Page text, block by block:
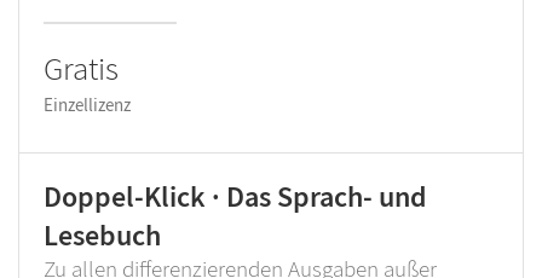
Gratis
Einzellizenz
Doppel-Klick · Das Sprach- und
Lesebuch
Zu allen differenzierenden Ausgaben außer